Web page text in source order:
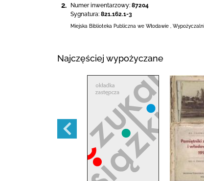
2. Numer inwentarzowy: 87204
Sygnatura: 821.162.1-3
Miejska Biblioteka Publiczna we Włodawie
Najczęściej wypożyczane